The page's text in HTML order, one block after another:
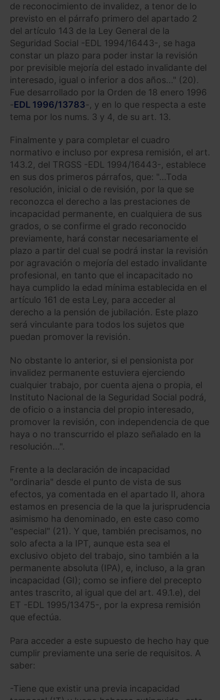
de reconocimiento de invalidez, a tenor de lo
previsto en el párrafo primero del apartado 2
del artículo 143 de la Ley General de la
Seguridad Social -EDL 1994/16443-, se haga
constar un plazo para poder instar la revisión
por previsible mejoría del estado invalidante del
interesado, igual o inferior a dos años..." (20).
Fue desarrollado por la Orden de 18 enero 1996
-EDL 1996/13783-, y en lo que respecta a este
tema por los nums. 3 y 4, de su art. 13.
Finalmente y para completar el cuadro
normativo e incluso por expresa remisión, el art.
143.2, del TRGSS -EDL 1994/16443-, establece
en sus dos primeros párrafos, que: "...Toda
resolución, inicial o de revisión, por la que se
reconozca el derecho a las prestaciones de
incapacidad permanente, en cualquiera de sus
grados, o se confirme el grado reconocido
previamente, hará constar necesariamente el
plazo a partir del cual se podrá instar la revisión
por agravación o mejoría del estado invalidante
profesional, en tanto que el incapacitado no
haya cumplido la edad mínima establecida en el
artículo 161 de esta Ley, para acceder al
derecho a la pensión de jubilación. Este plazo
será vinculante para todos los sujetos que
puedan promover la revisión.
No obstante lo anterior, si el pensionista por
invalidez permanente estuviera ejerciendo
cualquier trabajo, por cuenta ajena o propia, el
Instituto Nacional de la Seguridad Social podrá,
de oficio o a instancia del propio interesado,
promover la revisión, con independencia de que
haya o no transcurrido el plazo señalado en la
resolución...".
Frente a la declaración de incapacidad
"ordinaria" desde el punto de vista de sus
efectos, ya comentada en el apartado II, ahora
estamos en presencia de la que la jurisprudencia
asimismo ha denominado, en este caso como
"especial" (21). Y que, también precisamos, no
solo afecta a la IPT, aunque esta sea el
exclusivo objeto del trabajo, sino también a la
permanente absoluta (IPA), e, incluso, a la gran
incapacidad (GI); como se infiere del precepto
antes trascrito, al igual que del art. 49.1.e), del
ET -EDL 1995/13475-, por la expresa remisión
que efectúa.
Para acceder a este supuesto de hecho hay que
cumplir previamente una serie de requisitos. A
saber:
-Tiene que existir una previa incapacidad